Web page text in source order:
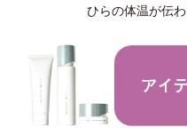
ひらの体温が伝